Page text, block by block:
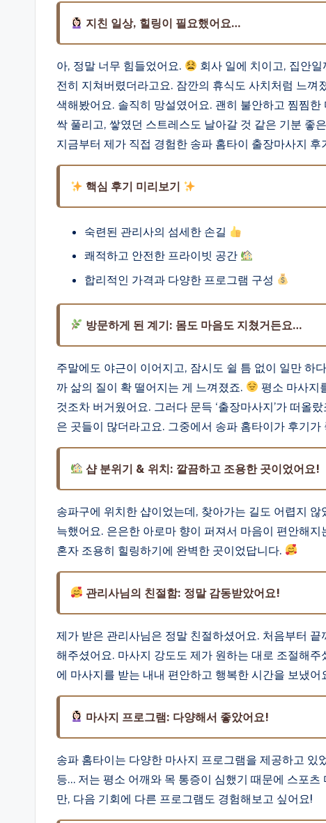
지친 일상, 힐링이 필요했어요…
아, 정말 너무 힘들었어요.
회사 일에 치이고, 집안
전히 지쳐버렸더라고요. 잠깐의 휴식도 사치처럼 느껴
색해봤어요. 솔직히 망설였어요. 괜히 불안하고 찜찜
싹 풀리고, 쌓였던 스트레스도 날아갈 것 같은 기분 좋
지금부터 제가 직접 경험한 송파 홈타이 출장마사지
핵심 후기 미리보기
숙련된 관리사의 섬세한 손길
쾌적하고 안전한 프라이빗 공간
합리적인 가격과 다양한 프로그램 구성
방문하게 된 계기: 몸도 마음도 지쳤거든요…
주말에도 야근이 이어지고, 잠시도 쉴 틈 없이 일만 하
까 삶의 질이 확 떨어지는 게 느껴졌죠.
평소 마사지
것조차 버거웠어요. 그러다 문득 ‘출장마사지’가 떠올
은 곳들이 많더라고요. 그중에서 송파 홈타이가 후기가
샵 분위기 & 위치: 깔끔하고 조용한 곳이었어요!
송파구에 위치한 샵이었는데, 찾아가는 길도 어렵지
늑했어요. 은은한 아로마 향이 퍼져서 마음이 편안해
혼자 조용히 힐링하기에 완벽한 곳이었답니다.
관리사님의 친절함: 정말 감동받았어요!
제가 받은 관리사님은 정말 친절하셨어요. 처음부터
해주셨어요. 마사지 강도도 제가 원하는 대로 조절해
에 마사지를 받는 내내 편안하고 행복한 시간을 보냈어
마사지 프로그램: 다양해서 좋았어요!
송파 홈타이는 다양한 마사지 프로그램을 제공하고
등… 저는 평소 어깨와 목 통증이 심했기 때문에 스포
만, 다음 기회에 다른 프로그램도 경험해보고 싶어요!